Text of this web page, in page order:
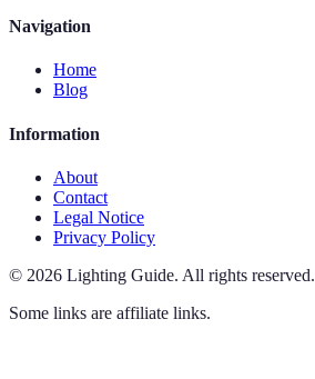
Navigation
Home
Blog
Information
About
Contact
Legal Notice
Privacy Policy
© 2026 Lighting Guide. All rights reserved.
Some links are affiliate links.